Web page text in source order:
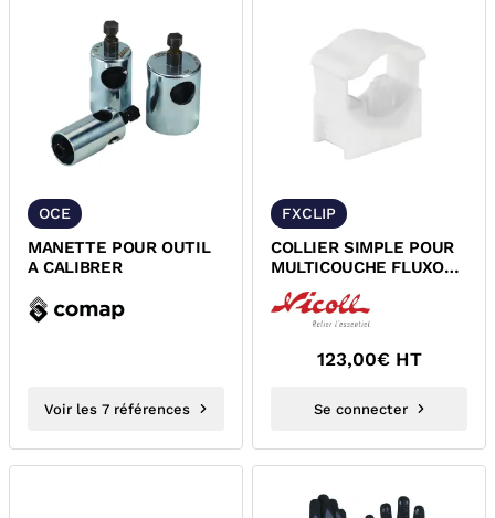
OCE
MANETTE POUR OUTIL
A CALIBRER
Voir les 7 références
FXCLIP
COLLIER SIMPLE POUR
MULTICOUCHE FLUXO
NICOLL CLIP1222B
123,00€ HT
Se connecter